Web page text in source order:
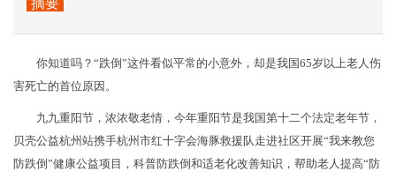
摘要
你知道吗？“跌倒”这件看似平常的小意外，却是我国65岁以上老人伤
害死亡的首位原因。
九九重阳节，浓浓敬老情，今年重阳节是我国第十二个法定老年节，
贝壳公益杭州站携手杭州市红十字会海豚救援队走进社区开展“我来教您
防跌倒”健康公益项目，科普防跌倒和适老化改善知识，帮助老人提高“防